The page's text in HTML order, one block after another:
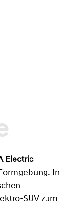
Electric
In
SUV zum